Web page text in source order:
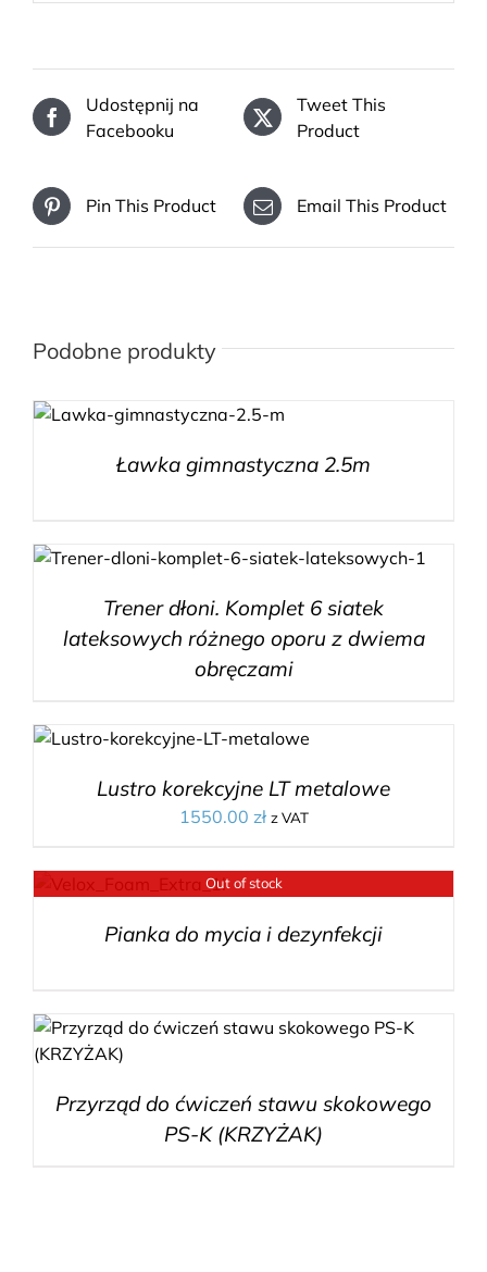
Udostępnij na
Facebooku
Tweet This
Product
Pin This Product Email This Product
Podobne produkty
Ławka gimnastyczna 2.5m
Trener dłoni. Komplet 6 siatek
lateksowych różnego oporu z dwiema
obręczami
Lustro korekcyjne LT metalowe
1550.00 zł z VAT
Out of stock
Pianka do mycia i dezynfekcji
Przyrząd do ćwiczeń stawu skokowego
PS-K (KRZYŻAK)